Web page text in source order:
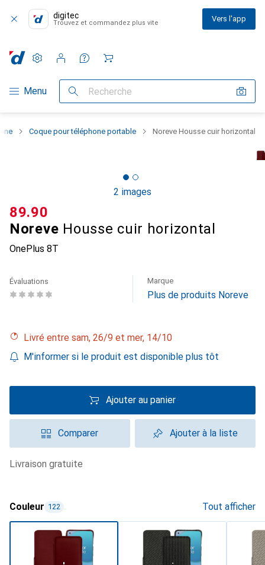
digitec
Trouvez et commandez plus vite Vers l'app
Navigation par catégorie
Menu Recherche
Paramètres
Compte client
Listes de comparaison
Listes d'envies
Panier
Coque pour téléphone portable Noreve Housse cuir horizontal
2 images
Noreve Housse cuir horizontal
OnePlus 8T
CHF
89.90
Évaluations Marque
Plus de produits Noreve
Livré entre sam, 26/9 et mer, 14/10
M'informer si le produit est disponible plus tôt
Ajouter au panier
Comparer Ajouter à la liste
livraison gratuite
Couleur 122 Tout afficher